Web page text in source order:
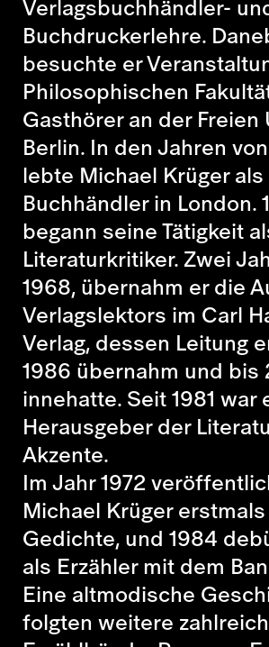
Verlagsbuchhändler-
Buchdruckerlehre.
besuchte er
Philosophischen
Gasthörer an der
Berlin. In den Jahren
lebte Michael Krüger als
Buchhändler in London.
begann seine Tätigkeit
Literaturkritiker. Zwei
1968, übernahm er die
Verlagslektors im Carl
Verlag, dessen Leitung
1986 übernahm und bis
innehatte. Seit 1981 war
Herausgeber der
Akzente.
Im Jahr 1972
Michael Krüger
Gedichte, und 1984
als Erzähler mit dem
Eine altmodische
folgten weitere